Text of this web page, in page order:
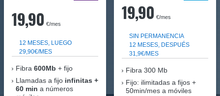
19,90 €/mes
12 MESES, LUEGO
29,90€/MES
Fibra 600Mb + fijo
Llamadas a fijo infinitas +
60 min a números
19,90 €/mes
SIN PERMANENCIA
12 MESES, DESPUÉS
31,9€/MES
Fibra 300 Mb
Fijo: ilimitadas a fijos +
50min/mes a móviles